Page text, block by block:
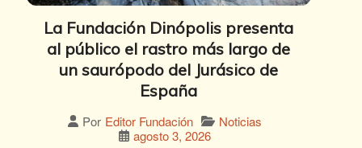
La Fundación Dinópolis presenta
al público el rastro más largo de
un saurópodo del Jurásico de
España
Por Editor Fundación
Noticias
agosto 3, 2026